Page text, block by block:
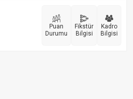
Puan
Durumu
Fikstür
Bilgisi
Kadro
Bilgisi